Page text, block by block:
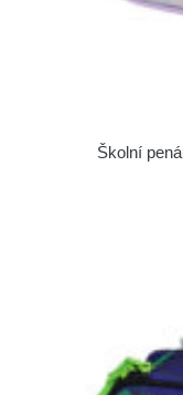
Školní